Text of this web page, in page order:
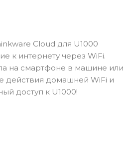
Cloud для U1000
к интернету через WiFi.
на смартфоне в машине или
действия домашней WiFi и
доступ к U1000!